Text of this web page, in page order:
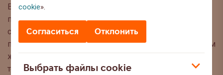
cookie».
Согласиться Отклонить
Выбрать файлы cookie
Вы находитесь на странице блога Swedbank, где мы
публикуем интересную информацию и полезные
советы, чтобы Вы могли сделать осознанный выбор
при управлении своими финансами. Мы с нетерпением
ждём Ваших вопросов, предложений и мнений по
темам, которые Вы хотели бы прочитать в этом блоге: